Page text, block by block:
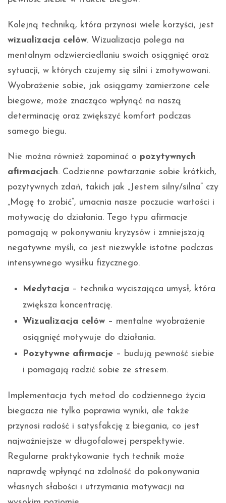
Kolejną techniką, która przynosi wiele korzyści, jest
wizualizacja celów. Wizualizacja polega na
mentalnym odzwierciedlaniu swoich osiągnięć oraz
sytuacji, w których czujemy się silni i zmotywowani.
Wyobrażenie sobie, jak osiągamy zamierzone cele
biegowe, może znacząco wpłynąć na naszą
determinację oraz zwiększyć komfort podczas
samego biegu.
Nie można również zapominać o pozytywnych
afirmacjach. Codzienne powtarzanie sobie krótkich,
pozytywnych zdań, takich jak „Jestem silny/silna” czy
„Mogę to zrobić”, umacnia nasze poczucie wartości i
motywację do działania. Tego typu afirmacje
pomagają w pokonywaniu kryzysów i zmniejszają
negatywne myśli, co jest niezwykle istotne podczas
intensywnego wysiłku fizycznego.
Medytacja – technika wyciszająca umysł, która
zwiększa koncentrację.
Wizualizacja celów – mentalne wyobrażenie
osiągnięć motywuje do działania.
Pozytywne afirmacje – budują pewność siebie
i pomagają radzić sobie ze stresem.
Implementacja tych metod do codziennego życia
biegacza nie tylko poprawia wyniki, ale także
przynosi radość i satysfakcję z biegania, co jest
najważniejsze w długofalowej perspektywie.
Regularne praktykowanie tych technik może
naprawdę wpłynąć na zdolność do pokonywania
własnych słabości i utrzymania motywacji na